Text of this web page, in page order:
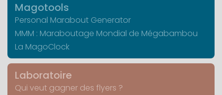
Magotools
Personal Marabout Generator
MMM : Maraboutage Mondial de Mégabambou
La MagoClock
Laboratoire
Qui veut gagner des flyers ?